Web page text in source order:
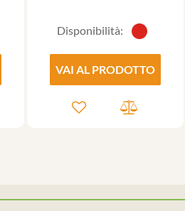
Disponibilità:
VAI AL PRODOTTO